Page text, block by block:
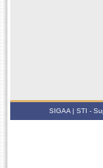
SIGAA | STI -